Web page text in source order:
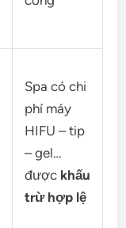
Spa có chi
phí máy
HIFU – tip
– gel…
được khấu
trừ hợp lệ